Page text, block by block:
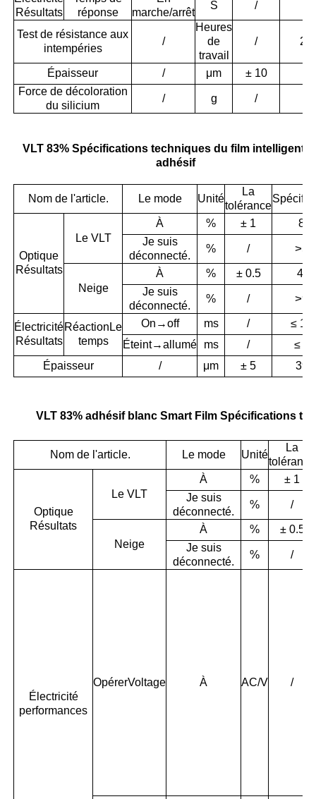
Résultats
réponse
marche/arrêt
S /
Test de résistance aux
intempéries
/
Heures
de
travail
/
Épaisseur / μm ± 10
Force de décoloration
du silicium
/ g /
VLT 83% Spécifications techniques du film intelligent
adhésif
Nom de l'article. Le mode Unité
La
tolérance
Optique
Résultats
Le VLT
À % ± 1
83
Je suis
déconnecté.
% / >
Neige
À % ± 0.5
4.1
Je suis
déconnecté.
% / >96
Électricité
Résultats
Réaction Le
temps
On→off ms /
≤
Éteint→allumé
ms /
≤ 10
Épaisseur
/ μm ± 5 395
VLT 83% adhésif blanc Smart Film Spécifications
Nom de l'article. Le mode Unité
La
tolérance
Optique
Résultats
Le VLT
À %
± 1
Je suis
déconnecté.
% /
Neige
À %
± 0.5
Je suis
déconnecté.
% /
Électricité
performances
OpérerVoltage À AC/V /